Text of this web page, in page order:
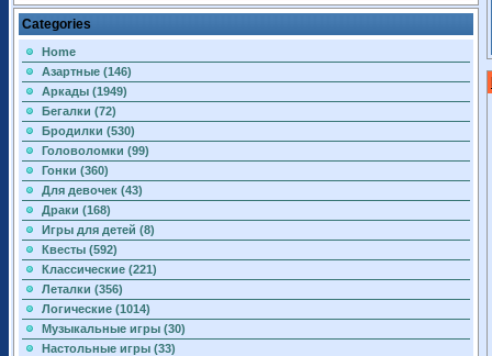
Categories
Home
Азартные (146)
Аркады (1949)
Бегалки (72)
Бродилки (530)
Головоломки (99)
Гонки (360)
Для девочек (43)
Драки (168)
Игры для детей (8)
Квесты (592)
Классические (221)
Леталки (356)
Логические (1014)
Музыкальные игры (30)
Настольные игры (33)